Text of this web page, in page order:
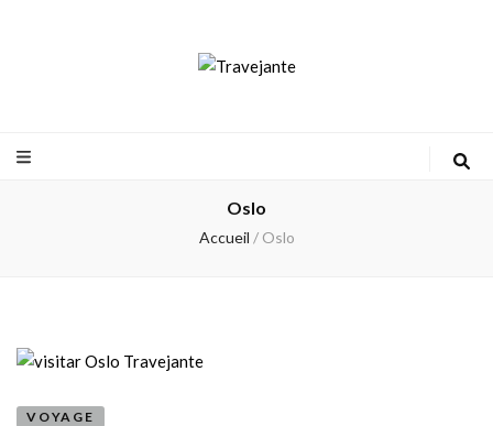
Travejante
Oslo
Accueil / Oslo
VOYAGE